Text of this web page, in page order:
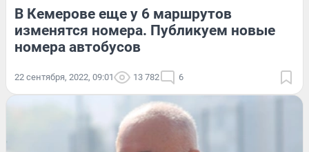
В Кемерове еще у 6 маршрутов
изменятся номера. Публикуем новые
номера автобусов
22 сентября, 2022, 09:01 13 782 6